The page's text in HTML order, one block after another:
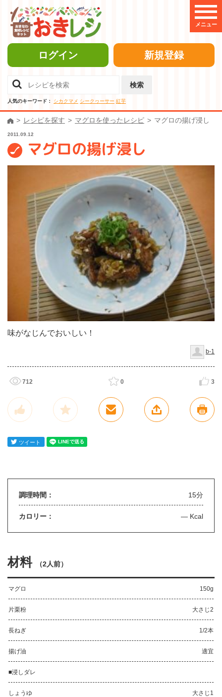
メニュー
ログイン 新規登録
検索
人気のキーワード： シカクマメ シークヮーサー 紅芋
レシピを探す マグロを使ったレシピ マグロの揚げ浸し
2011.09.12
マグロの揚げ浸し
味がなじんでおいしい！
b-1
712 0 3
調理時間： 15分
カロリー： — Kcal
材料 （2人前）
マグロ 150g
片栗粉 大さじ2
長ねぎ 1/2本
揚げ油 適宜
■浸しダレ
しょうゆ 大さじ1